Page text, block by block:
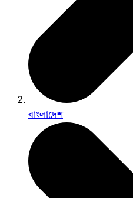
বাংলাদেশ